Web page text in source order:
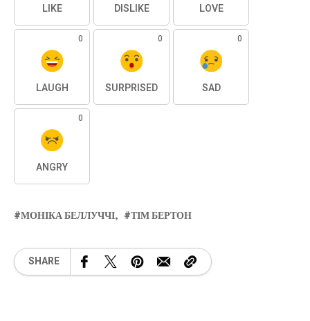
LIKE DISLIKE LOVE
0
LAUGH
0
SURPRISED
0
SAD
0
ANGRY
МОНІКА БЕЛЛУЧЧІ ТІМ БЕРТОН
SHARE